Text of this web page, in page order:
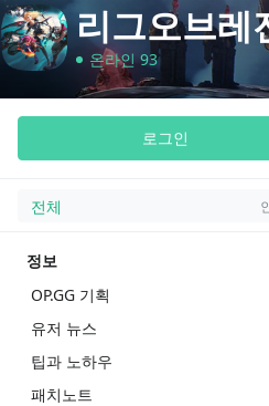
리그오브레
온라인 93
로그인
전체
정보
OP.GG 기획
유저 뉴스
팁과 노하우
패치노트